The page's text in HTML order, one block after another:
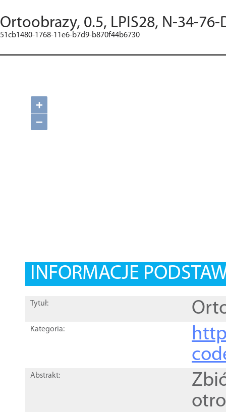
Ortoobrazy, 0.5, LPIS28, N-34-76-
51cb1480-1768-11e6-b7d9-b870f44b6730
+
−
INFORMACJE
Tytuł:
Kategoria:
Abstrakt: